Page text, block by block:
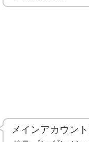
メインアカウント